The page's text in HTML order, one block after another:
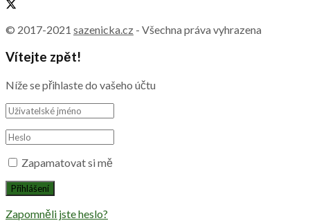
© 2017-2021 sazenicka.cz - Všechna práva vyhrazena
Vítejte zpět!
Níže se přihlaste do vašeho účtu
Zapamatovat si mě
Zapomněli jste heslo?